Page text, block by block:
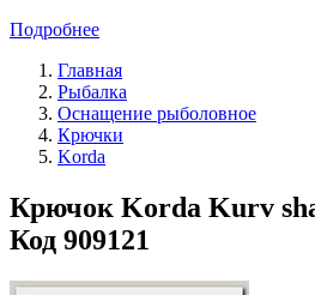
Подробнее
Главная
Рыбалка
Оснащение рыболовное
Крючки
Korda
Крючок Korda Kurv
Код 909121